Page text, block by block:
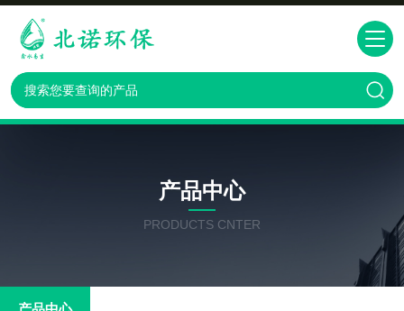
产品中心
PRODUCTS CNTER